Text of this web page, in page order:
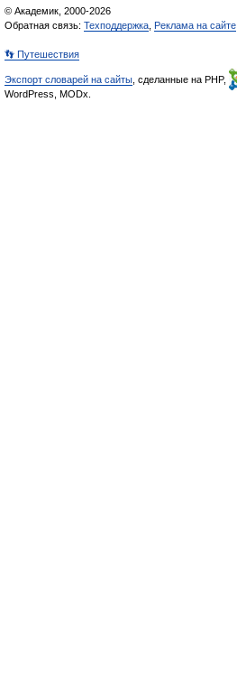
© Академик, 2000-2026
Обратная связь: Техподдержка Реклама на сайте
👣 Путешествия
Экспорт словарей на сайты , сделанные на PHP,
WordPress, MODx.